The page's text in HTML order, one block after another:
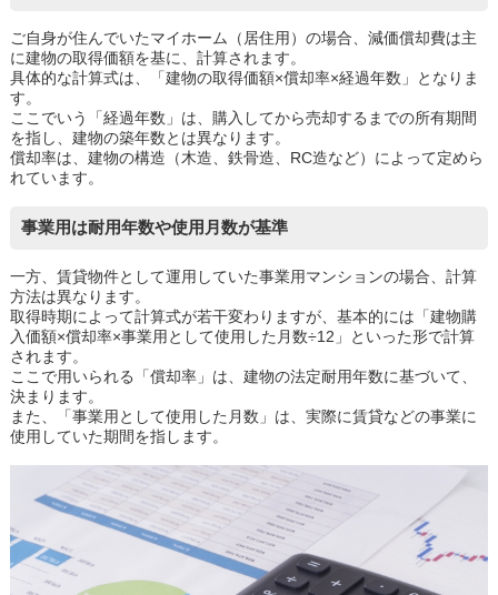
ご自身が住んでいたマイホーム（居住用）の場合、減価償却費は主
に建物の取得価額を基に、計算されます。
具体的な計算式は、「建物の取得価額×償却率×経過年数」となりま
す。
ここでいう「経過年数」は、購入してから売却するまでの所有期間
を指し、建物の築年数とは異なります。
償却率は、建物の構造（木造、鉄骨造、RC造など）によって定めら
れています。
事業用は耐用年数や使用月数が基準
一方、賃貸物件として運用していた事業用マンションの場合、計算
方法は異なります。
取得時期によって計算式が若干変わりますが、基本的には「建物購
入価額×償却率×事業用として使用した月数÷12」といった形で計算
されます。
ここで用いられる「償却率」は、建物の法定耐用年数に基づいて、
決まります。
また、「事業用として使用した月数」は、実際に賃貸などの事業に
使用していた期間を指します。